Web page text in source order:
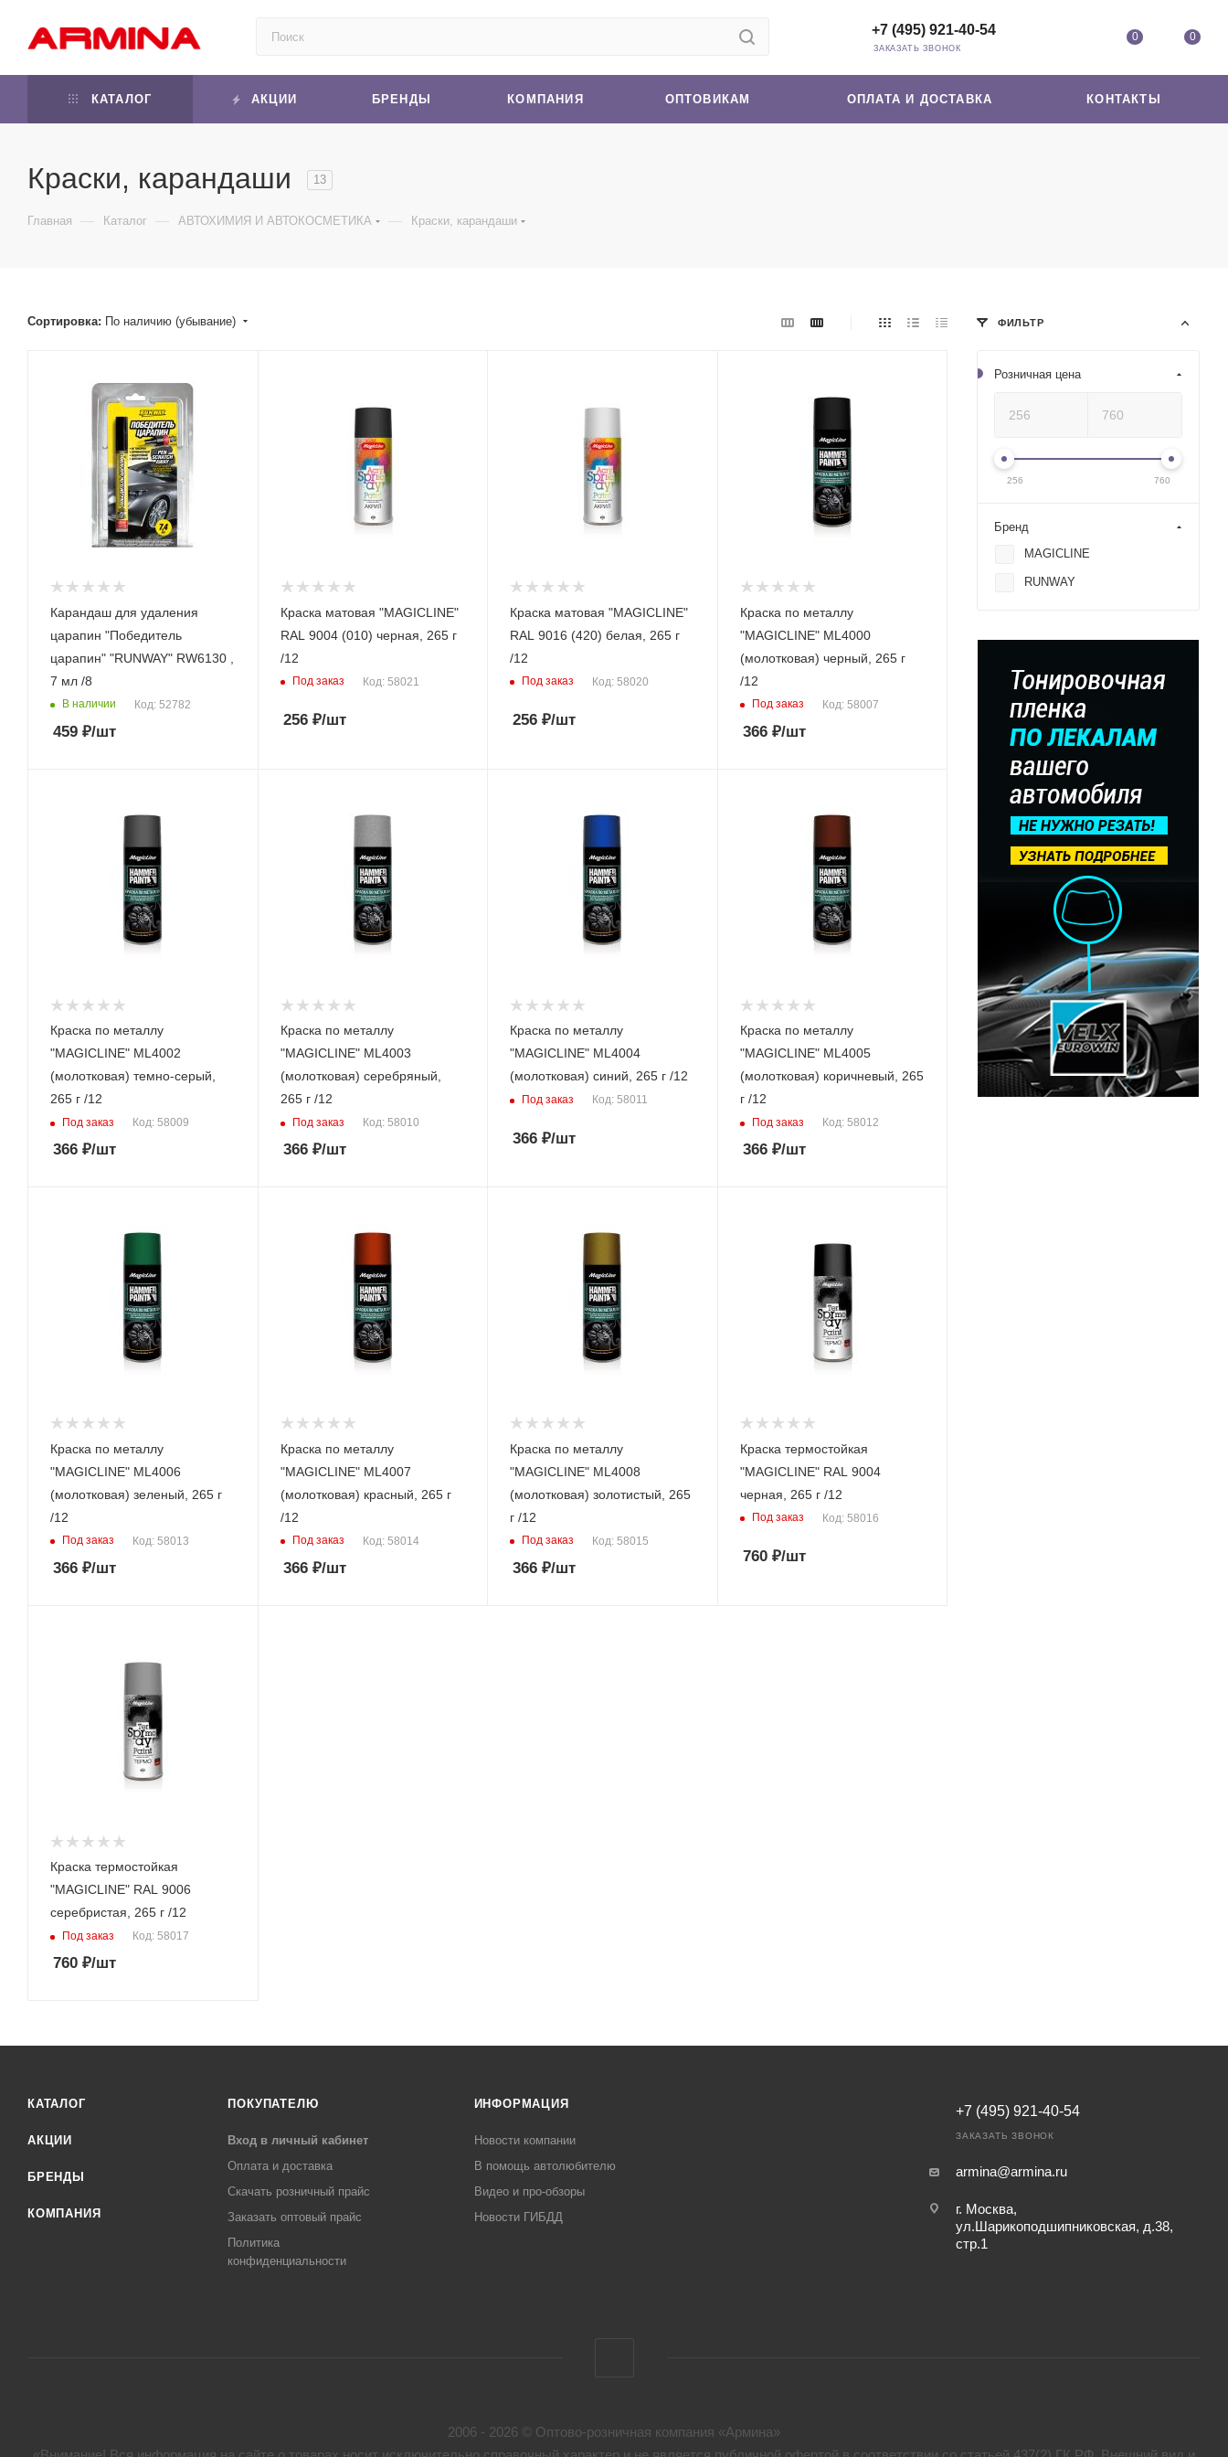
0 0
+7 (495) 921-40-54
ЗАКАЗАТЬ ЗВОНОК
КАТАЛОГ АКЦИИ БРЕНДЫ КОМПАНИЯ ОПТОВИКАМ ОПЛАТА И ДОСТАВКА КОНТАКТЫ
Краски, карандаши 13
Главная — Каталог — АВТОХИМИЯ И АВТОКОСМЕТИКА — Краски, карандаши
Сортировка: По наличию (убывание)
Карандаш для удаления
царапин "Победитель
царапин" "RUNWAY" RW6130 ,
7 мл /8
В наличии Код: 52782
459 ₽/шт
Краска матовая "MAGICLINE"
RAL 9004 (010) черная, 265 г
/12
Под заказ Код: 58021
256₽/шт
Краска матовая "MAGICLINE"
RAL 9016 (420) белая, 265 г
/12
Под заказ Код: 58020
256 ₽/шт
Краска по металлу
"MAGICLINE" ML4000
(молотковая) черный, 265 г
/12
Под заказ Код: 58007
366₽/шт
Краска по металлу
"MAGICLINE" ML4002
(молотковая) темно-серый,
265 г /12
Под заказ Код: 58009
366 ₽/шт
Краска по металлу
"MAGICLINE" ML4003
(молотковая) серебряный,
265 г /12
Под заказ Код: 58010
366₽/шт
Краска по металлу
"MAGICLINE" ML4004
(молотковая) синий, 265 г /12
Под заказ Код: 58011
366 ₽/шт
Краска по металлу
"MAGICLINE" ML4005
(молотковая) коричневый, 265
г /12
Под заказ Код: 58012
366₽/шт
Краска по металлу
"MAGICLINE" ML4006
(молотковая) зеленый, 265 г
/12
Под заказ Код: 58013
366 ₽/шт
Краска по металлу
"MAGICLINE" ML4007
(молотковая) красный, 265 г
/12
Под заказ Код: 58014
366₽/шт
Краска по металлу
"MAGICLINE" ML4008
(молотковая) золотистый, 265
г /12
Под заказ Код: 58015
366 ₽/шт
Краска термостойкая
"MAGICLINE" RAL 9004
черная, 265 г /12
Под заказ Код: 58016
760₽/шт
Краска термостойкая
"MAGICLINE" RAL 9006
серебристая, 265 г /12
Под заказ Код: 58017
760 ₽/шт
ФИЛЬТР
Розничная цена
256 760
Бренд
MAGICLINE
RUNWAY
КАТАЛОГ
АКЦИИ
БРЕНДЫ
КОМПАНИЯ
ПОКУПАТЕЛЮ
Вход в личный кабинет
Оплата и доставка
Скачать розничный прайс
Заказать оптовый прайс
Политика
конфиденциальности
ИНФОРМАЦИЯ
Новости компании
В помощь автолюбителю
Видео и про-обзоры
Новости ГИБДД
+7 (495) 921-40-54
ЗАКАЗАТЬ ЗВОНОК
armina@armina.ru
г. Москва,
ул.Шарикоподшипниковская, д.38,
стр.1
2006 - 2026 © Оптово-розничная компания «Армина»